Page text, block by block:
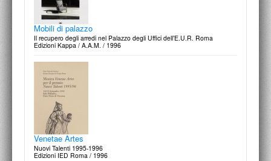
Mobili di palazzo
Il recupero degli arredi nel Palazzo degli Uffici dell’E.U.R. Roma
Edizioni Kappa / A.A.M. / 1996
Venetae Artes
Nuovi Talenti 1995-1996
Edizioni IED Roma / 1996